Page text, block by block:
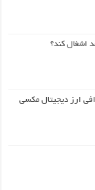
اشغال کند؟
ارز دیجیتال مکسی